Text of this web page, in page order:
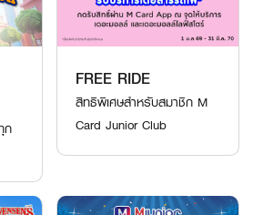
ก
FREE RIDE
สิทธิพิเศษสำหรับสมาชิก M
Card Junior Club